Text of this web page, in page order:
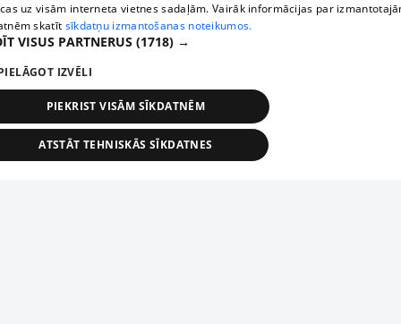
uz visām interneta vietnes sadaļām. Vairāk informācijas par
skatīt sīkdatņu izmantošanas noteikumos.
VISUS PARTNERUS (1718) →
IZVĒLI
PIEKRIST VISĀM SĪKDATNĒM
ATSTĀT TEHNISKĀS SĪKDATNES